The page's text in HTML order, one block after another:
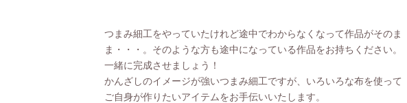
つまみ細工をやっていたけれど途中でわからなくなって作品がそのま
ま・・・。そのような方も途中になっている作品をお持ちください。
一緒に完成させましょう！
かんざしのイメージが強いつまみ細工ですが、いろいろな布を使って
ご自身が作りたいアイテムをお手伝いいたします。